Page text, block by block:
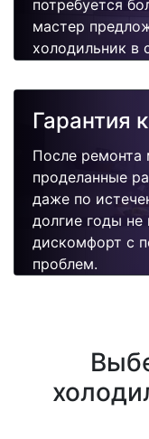
потребуется
мастер
холодильник в
Гарантия
После ремонта
проделанные
даже по
долгие годы не
дискомфорт с
проблем.